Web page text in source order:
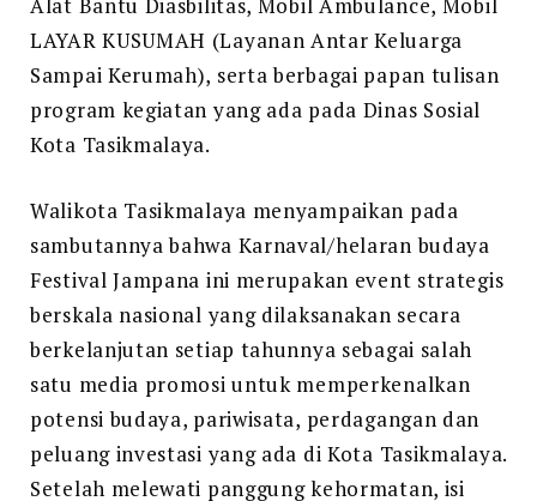
Alat Bantu Diasbilitas, Mobil Ambulance, Mobil
LAYAR KUSUMAH (Layanan Antar Keluarga
Sampai Kerumah), serta berbagai papan tulisan
program kegiatan yang ada pada Dinas Sosial
Kota Tasikmalaya.
Walikota Tasikmalaya menyampaikan pada
sambutannya bahwa Karnaval/helaran budaya
Festival Jampana ini merupakan event strategis
berskala nasional yang dilaksanakan secara
berkelanjutan setiap tahunnya sebagai salah
satu media promosi untuk memperkenalkan
potensi budaya, pariwisata, perdagangan dan
peluang investasi yang ada di Kota Tasikmalaya.
Setelah melewati panggung kehormatan, isi